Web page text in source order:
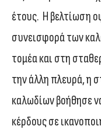
έτους. Η βελτίωση
συνεισφορά των
τομέα και στη
την άλλη πλευρά, η
καλωδίων βοήθησε
κέρδους σε